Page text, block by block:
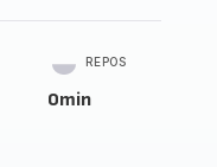
REPOS
0min